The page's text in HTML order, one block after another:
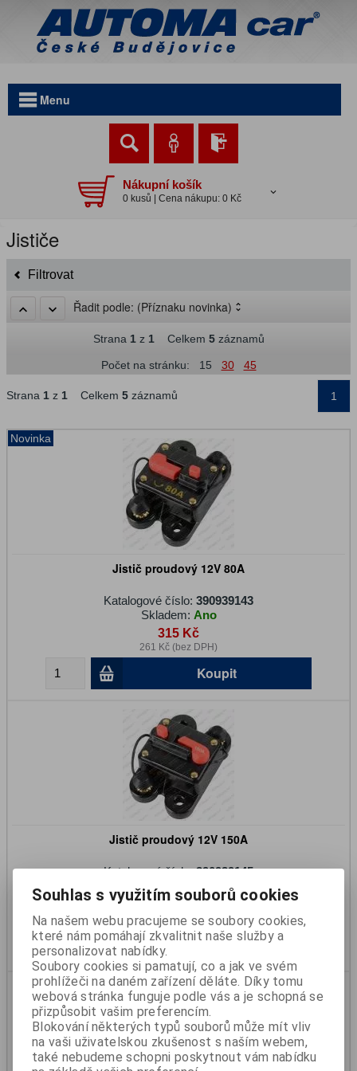
Menu
Nákupní košík
0 kusů | Cena nákupu: 0 Kč
Jističe
Filtrovat
Řadit podle: (Příznaku novinka)
Strana 1z 1Celkem 5záznamů
Počet na stránku: 15 30 45
Strana 1 z 1 Celkem 5 záznamů 1
Novinka
Jistič proudový 12V 80A
Katalogové číslo: 390939143
Skladem: Ano
315 Kč
261 Kč (bez DPH)
Koupit
Jistič proudový 12V 150A
Katalogové číslo:390939145
Skladem:
Ano
315 Kč
261 Kč (bez DPH)
Koupit
Souhlas s využitím souborů cookies
Na našem webu pracujeme se soubory cookies,
které nám pomáhají zkvalitnit naše služby a
personalizovat nabídky.
Soubory cookies si pamatují, co a jak ve svém
prohlížeči na daném zařízení děláte. Díky tomu
webová stránka funguje podle vás a je schopná se
přizpůsobit vašim preferencím.
Blokování některých typů souborů může mít vliv
na vaši uživatelskou zkušenost s naším webem,
také nebudeme schopni poskytnout vám nabídku